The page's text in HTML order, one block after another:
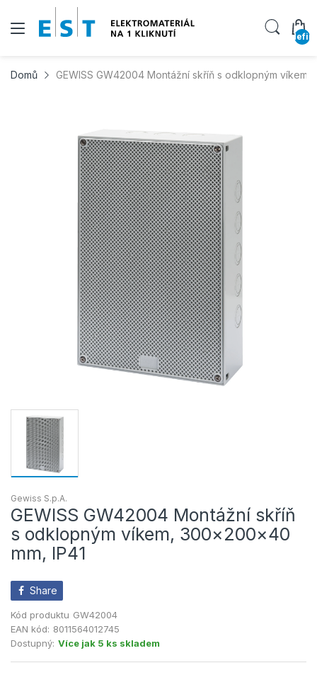
Domů GEWISS GW42004 Montážní skříň s odklopným víkem,
Gewiss S.p.A.
GEWISS GW42004 Montážní skříň
s odklopným víkem, 300×200×40
mm, IP41
Share
Kód produktu GW42004
EAN kód: 8011564012745
Dostupný: Více jak 5 ks skladem